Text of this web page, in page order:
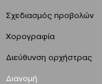
Σχεδιασμός
Διεύθυνση
Διανομή